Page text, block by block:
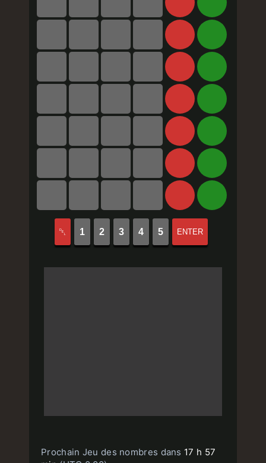
␡ 1 2 3 4 5 ENTER
Prochain Jeu des nombres dans 17 h 57